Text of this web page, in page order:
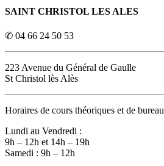
SAINT CHRISTOL LES ALES
✆ 04 66 24 50 53
223 Avenue du Général de Gaulle
St Christol lès Alès
Horaires de cours théoriques et de bureau
Lundi au Vendredi :
9h – 12h et 14h – 19h
Samedi : 9h – 12h